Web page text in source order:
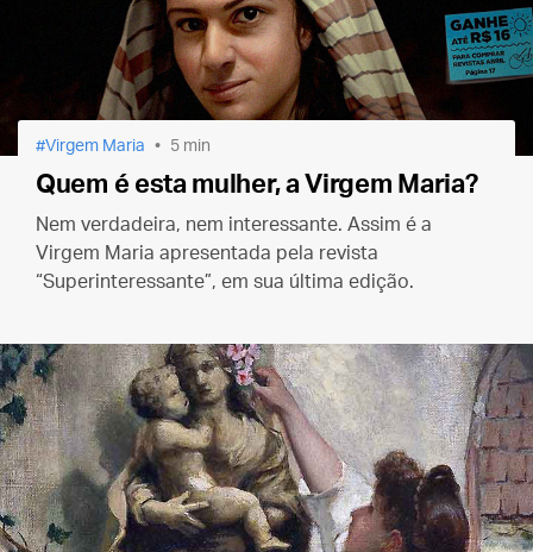
Virgem Maria 5 min
Quem é esta mulher, a Virgem Maria?
Nem verdadeira, nem interessante. Assim é a
Virgem Maria apresentada pela revista
“Superinteressante”, em sua última edição.